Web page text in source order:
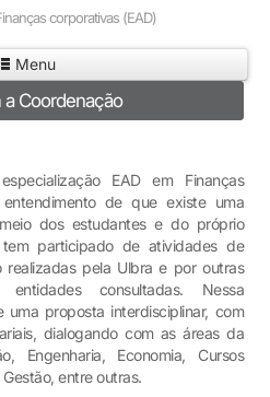
corporativas (EAD)
Menu
a Coordenação
EAD em Finanças
de que existe uma
dos estudantes e do próprio
participado de atividades de
realizadas pela Ulbra e por outras
consultadas. Nessa
proposta interdisciplinar, com
dialogando com as áreas da
Engenharia, Economia, Cursos
entre outras.